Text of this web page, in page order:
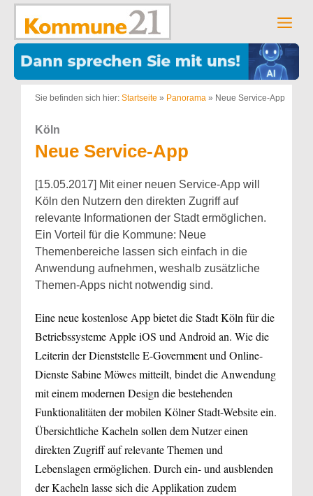
Zum
springen
Sie befinden sich hier: Startseite » Panorama » Neue Service-App
Köln
Neue Service-App
[15.05.2017] Mit einer neuen Service-App will
Köln den Nutzern den direkten Zugriff auf
relevante Informationen der Stadt ermöglichen.
Ein Vorteil für die Kommune: Neue
Themenbereiche lassen sich einfach in die
Anwendung aufnehmen, weshalb zusätzliche
Themen-Apps nicht notwendig sind.
Eine neue kostenlose App bietet die Stadt Köln für die
Betriebssysteme Apple iOS und Android an. Wie die
Leiterin der Dienststelle E-Government und Online-
Dienste Sabine Möwes mitteilt, bindet die Anwendung
mit einem modernen Design die bestehenden
Funktionalitäten der mobilen Kölner Stadt-Website ein.
Übersichtliche Kacheln sollen dem Nutzer einen
direkten Zugriff auf relevante Themen und
Lebenslagen ermöglichen. Durch ein- und ausblenden
der Kacheln lasse sich die Applikation zudem